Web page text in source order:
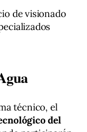
de visionado
técnico, el
del